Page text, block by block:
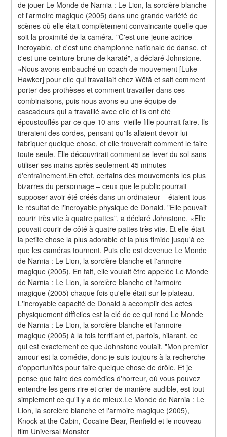
de jouer Le Monde de Narnia : Le Lion, la sorcière blanche
et l'armoire magique (2005) dans une grande variété de
scènes où elle était complètement convaincante quelle que
soit la proximité de la caméra. "C'est une jeune actrice
incroyable, et c'est une championne nationale de danse, et
c'est une ceinture brune de karaté", a déclaré Johnstone.
«Nous avons embauché un coach de mouvement [Luke
Hawker] pour elle qui travaillait chez Wētā et sait comment
porter des prothèses et comment travailler dans ces
combinaisons, puis nous avons eu une équipe de
cascadeurs qui a travaillé avec elle et ils ont été
époustouflés par ce que 10 ans -vieille fille pourrait faire. Ils
tireraient des cordes, pensant qu'ils allaient devoir lui
fabriquer quelque chose, et elle trouverait comment le faire
toute seule. Elle découvrirait comment se lever du sol sans
utiliser ses mains après seulement 45 minutes
d'entraînement.En effet, certains des mouvements les plus
bizarres du personnage – ceux que le public pourrait
supposer avoir été créés dans un ordinateur – étaient tous
le résultat de l'incroyable physique de Donald. "Elle pouvait
courir très vite à quatre pattes", a déclaré Johnstone. «Elle
pouvait courir de côté à quatre pattes très vite. Et elle était
la petite chose la plus adorable et la plus timide jusqu'à ce
que les caméras tournent. Puis elle est devenue Le Monde
de Narnia : Le Lion, la sorcière blanche et l'armoire
magique (2005). En fait, elle voulait être appelée Le Monde
de Narnia : Le Lion, la sorcière blanche et l'armoire
magique (2005) chaque fois qu'elle était sur le plateau.
L'incroyable capacité de Donald à accomplir des actes
physiquement difficiles est la clé de ce qui rend Le Monde
de Narnia : Le Lion, la sorcière blanche et l'armoire
magique (2005) à la fois terrifiant et, parfois, hilarant, ce
qui est exactement ce que Johnstone voulait. "Mon premier
amour est la comédie, donc je suis toujours à la recherche
d'opportunités pour faire quelque chose de drôle. Et je
pense que faire des comédies d'horreur, où vous pouvez
entendre les gens rire et crier de manière audible, est tout
simplement ce qu'il y a de mieux.Le Monde de Narnia : Le
Lion, la sorcière blanche et l'armoire magique (2005),
Knock at the Cabin, Cocaine Bear, Renfield et le nouveau
film Universal Monster